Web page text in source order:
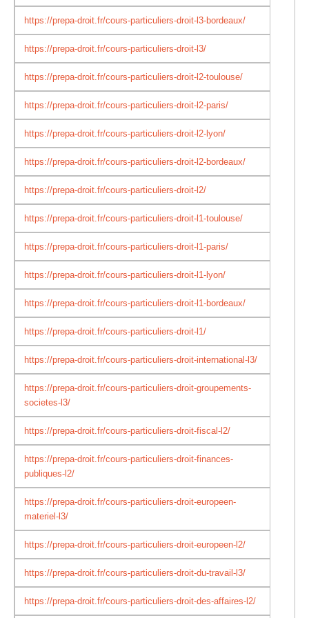
https://prepa-droit.fr/cours-particuliers-droit-l3-bordeaux/
https://prepa-droit.fr/cours-particuliers-droit-l3/
https://prepa-droit.fr/cours-particuliers-droit-l2-toulouse/
https://prepa-droit.fr/cours-particuliers-droit-l2-paris/
https://prepa-droit.fr/cours-particuliers-droit-l2-lyon/
https://prepa-droit.fr/cours-particuliers-droit-l2-bordeaux/
https://prepa-droit.fr/cours-particuliers-droit-l2/
https://prepa-droit.fr/cours-particuliers-droit-l1-toulouse/
https://prepa-droit.fr/cours-particuliers-droit-l1-paris/
https://prepa-droit.fr/cours-particuliers-droit-l1-lyon/
https://prepa-droit.fr/cours-particuliers-droit-l1-bordeaux/
https://prepa-droit.fr/cours-particuliers-droit-l1/
https://prepa-droit.fr/cours-particuliers-droit-international-l3/
https://prepa-droit.fr/cours-particuliers-droit-groupements-
societes-l3/
https://prepa-droit.fr/cours-particuliers-droit-fiscal-l2/
https://prepa-droit.fr/cours-particuliers-droit-finances-
publiques-l2/
https://prepa-droit.fr/cours-particuliers-droit-europeen-
materiel-l3/
https://prepa-droit.fr/cours-particuliers-droit-europeen-l2/
https://prepa-droit.fr/cours-particuliers-droit-du-travail-l3/
https://prepa-droit.fr/cours-particuliers-droit-des-affaires-l2/